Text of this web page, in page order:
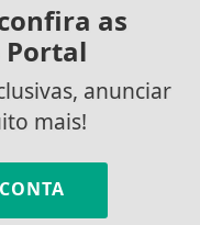
as
anunciar
mais!